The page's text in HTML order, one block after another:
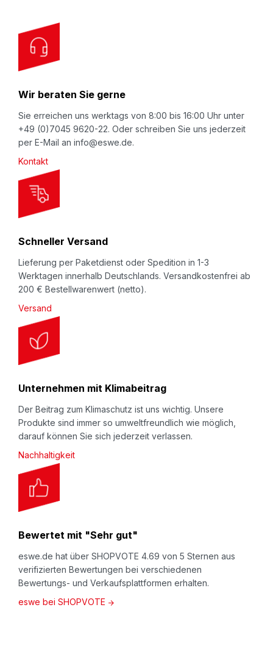
O
u
r
e
w
s
e
t
e
r
Wir beraten Sie gerne
Sie erreichen uns werktags von 8:00 bis 16:00 Uhr unter
+49 (0)7045 9620-22. Oder schreiben Sie uns jederzeit
per E-Mail an info@eswe.de.
Kontakt
Schneller Versand
Lieferung per Paketdienst oder Spedition in 1-3
Werktagen innerhalb Deutschlands. Versandkostenfrei ab
200 € Bestellwarenwert (netto).
Versand
Unternehmen mit Klimabeitrag
Der Beitrag zum Klimaschutz ist uns wichtig. Unsere
Produkte sind immer so umweltfreundlich wie möglich,
darauf können Sie sich jederzeit verlassen.
Nachhaltigkeit
Bewertet mit "Sehr gut"
eswe.de hat über SHOPVOTE 4.69 von 5 Sternen aus
verifizierten Bewertungen bei verschiedenen
Bewertungs- und Verkaufsplattformen erhalten.
eswe bei SHOPVOTE